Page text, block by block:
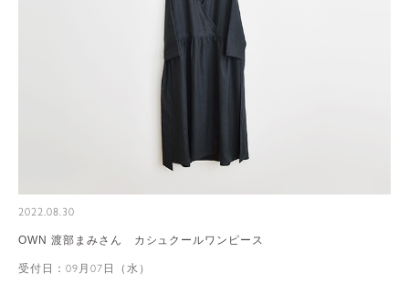
2022.08.30
OWN 渡部まみさん カシュクールワンピース
受付日：09月07日（水）